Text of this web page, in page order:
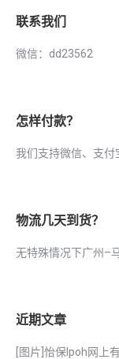
联系我们
微信：dd23562
怎样付款？
我们支持微信、支付
物流几天到货？
无特殊情况下广州–
近期文章
[图片]怡保lpoh网上